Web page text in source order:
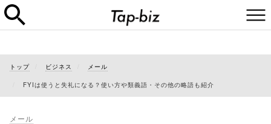
トップ ビジネス メール
FYIは使うと失礼になる？使い方や類義語・その他の略語も紹介
メール